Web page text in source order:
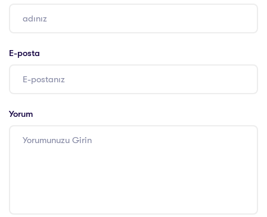
E-posta
Yorum